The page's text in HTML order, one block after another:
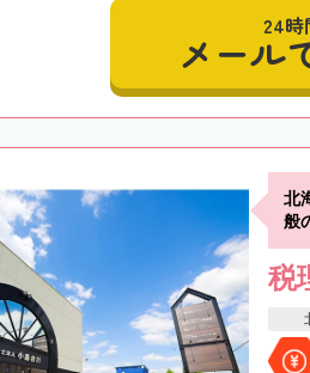
24時
メール
北
般
税